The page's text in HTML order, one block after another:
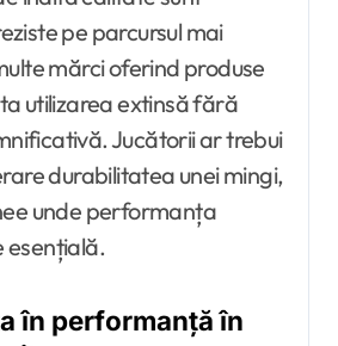
pe parcursul mai
mărci oferind produse
utilizarea extinsă fără
Jucătorii ar trebui
durabilitatea unei mingi,
unde performanța
esențială.
în performanță în